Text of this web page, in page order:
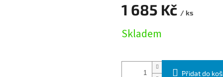
1 685 Kč / ks
Skladem
Přidat do